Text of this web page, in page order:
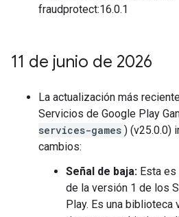
fraudprotect:16.0.1
11 de junio de 2026
La actualización más
Servicios de Google Play
services-games ) (v25.0.0)
cambios:
Señal de baja: Esta
de la versión 1 de los
Play. Es una biblioteca